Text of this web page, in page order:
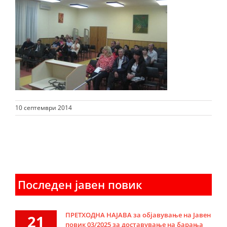
10 септември 2014
Последен јавен повик
21
ПРЕТХОДНА НАЈАВА за објавување на Јавен
повик 03/2025 за доставување на барања